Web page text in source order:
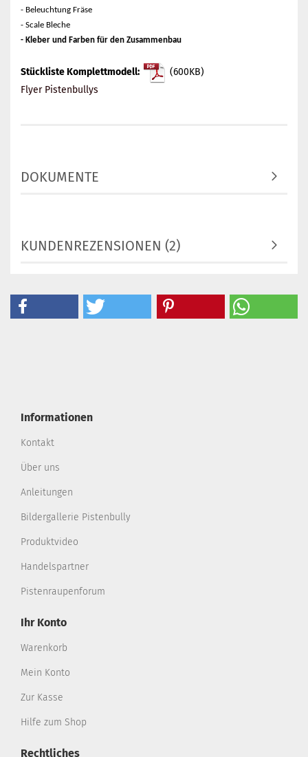
- Beleuchtung Fräse
- Scale Bleche
- Kleber und Farben für den Zusammenbau
Stückliste Komplettmodell:
(600KB)
Flyer Pistenbullys
DOKUMENTE
KUNDENREZENSIONEN (2)
Informationen
Kontakt
Über uns
Anleitungen
Bildergallerie Pistenbully
Produktvideo
Handelspartner
Pistenraupenforum
Ihr Konto
Warenkorb
Mein Konto
Zur Kasse
Hilfe zum Shop
Rechtliches